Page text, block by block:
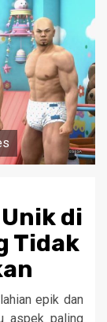
di
Tidak
epik dan
aspek paling